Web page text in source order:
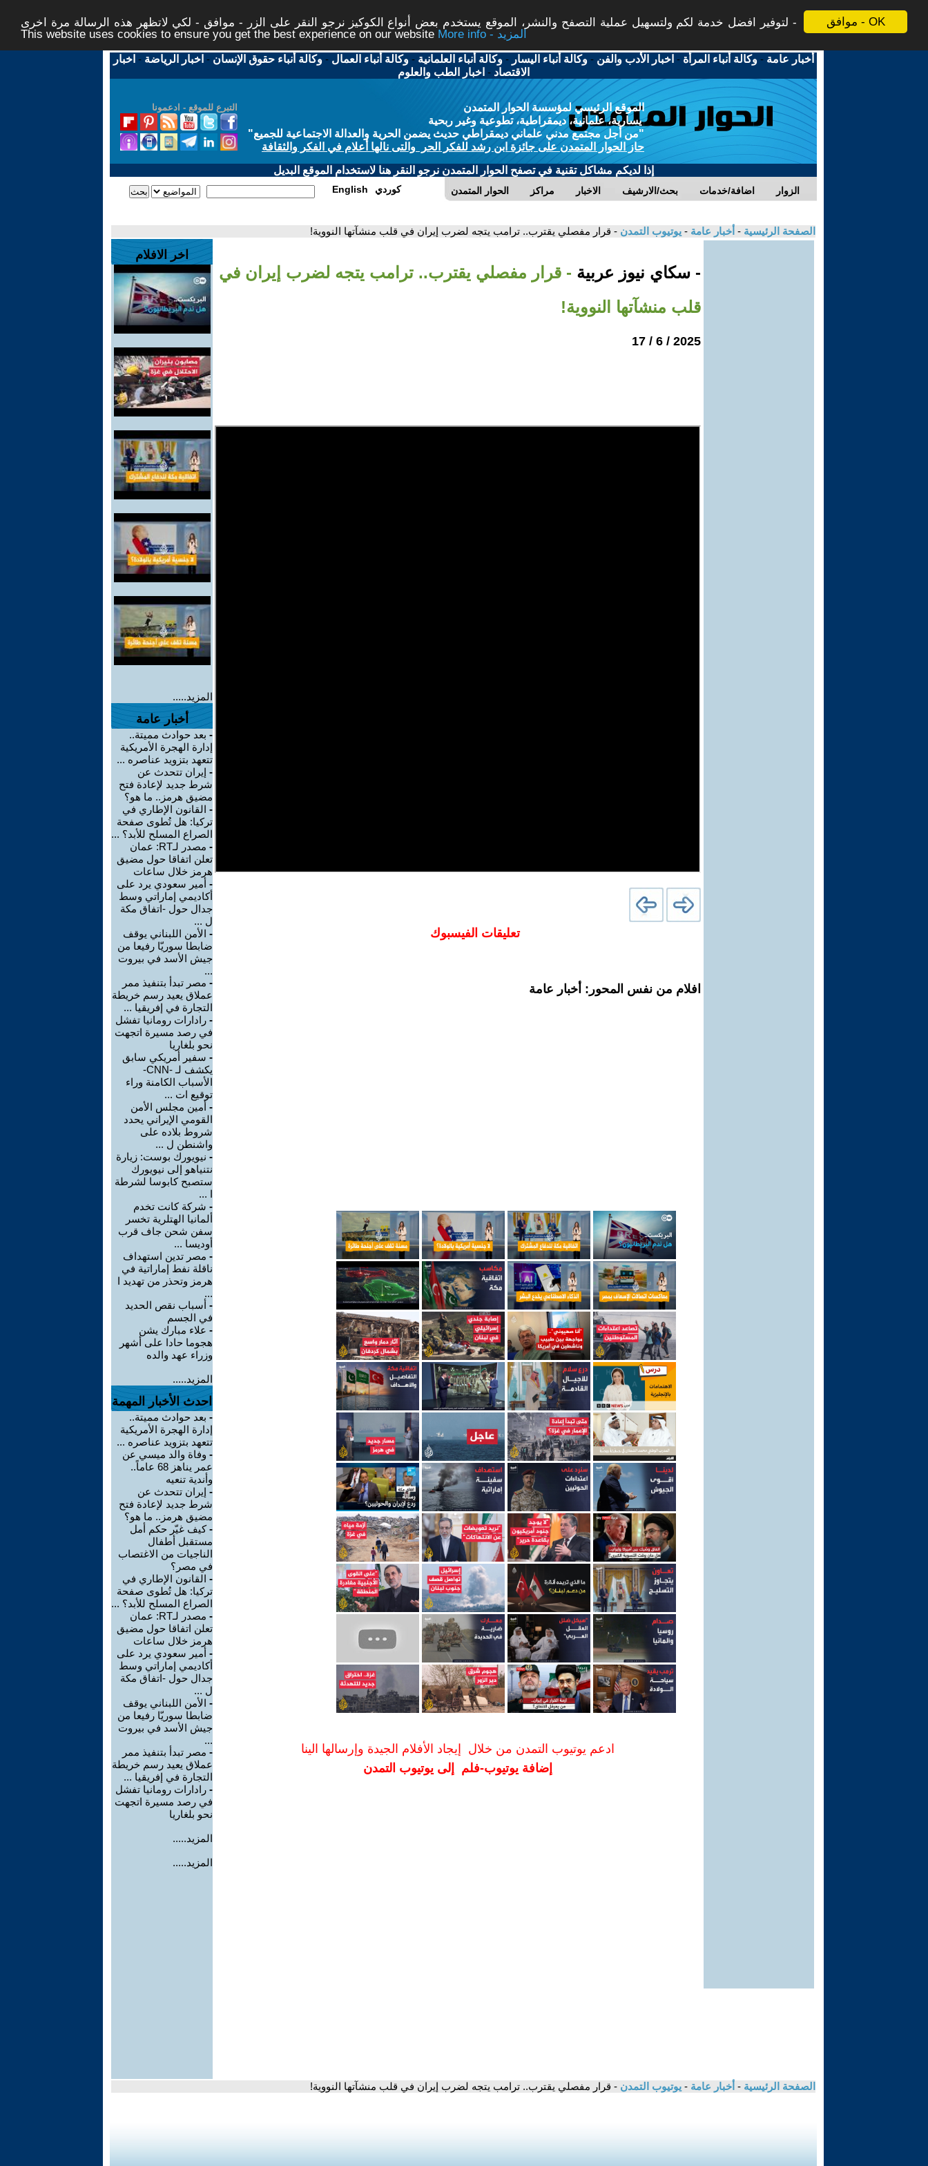
موافق - OK
لتوفير افضل خدمة لكم ولتسهيل عملية التصفح والنشر، الموقع يستخدم بعض أنواع الكوكيز نرجو النقر على الزر - موافق - لكي لاتظهر هذه الرسالة مرة اخرى -
This website uses cookies to ensure you get the best experience on our website
More info - المزيد
أخبار عامة -وكالة أنباء المرأة - اخبار الأدب والفن -وكالة أنباء اليسار -وكالة أنباء العلمانية -وكالة أنباء العمال -وكالة أنباء حقوق الإنسان - اخبار الرياضة - اخبار
الاقتصاد - اخبار الطب والعلوم
التبرع للموقع - ادعمونا
الموقع الرئيسي لمؤسسة الحوار المتمدن
يسارية، علمانية، ديمقراطية، تطوعية وغير ربحية
"من أجل مجتمع مدني علماني ديمقراطي حديث يضمن الحرية والعدالة الاجتماعية للجميع"
حاز الحوار المتمدن على جائزة ابن رشد للفكر الحر والتى نالها أعلام في الفكر والثقافة
إذا لديكم مشاكل تقنية في تصفح الحوار المتمدن نرجو النقر هنا لاستخدام الموقع البديل
الحوار المتمدن مراكز الاخبار بحث/الارشيف اضافة/خدمات الزوار English كوردي
الصفحة الرئيسية - أخبار عامة - يوتيوب التمدن - قرار مفصلي يقترب.. ترامب يتجه لضرب إيران في قلب منشآتها النووية!
- سكاي نيوز عربية - قرار مفصلي يقترب.. ترامب يتجه لضرب إيران في
قلب منشآتها النووية!
2025 / 6 / 17
تعليقات الفيسبوك
افلام من نفس المحور: أخبار عامة
ادعم يوتيوب التمدن من خلال إيجاد الأفلام الجيدة وإرسالها الينا
إضافة يوتيوب-فلم إلى يوتيوب التمدن
اخر الافلام
المزيد.....
أخبار عامة
- بعد حوادث مميتة..
إدارة الهجرة الأمريكية
تتعهد بتزويد عناصره ...
- إيران تتحدث عن
شرط جديد لإعادة فتح
مضيق هرمز.. ما هو؟
- القانون الإطاري في
تركيا: هل تُطوى صفحة
الصراع المسلح للأبد؟ ...
-
مصدر لـRT: عمان
تعلن اتفاقا حول مضيق
هرمز خلال ساعات
- أمير سعودي يرد على
أكاديمي إماراتي وسط
جدال حول -اتفاق مكة
ل ...
- الأمن اللبناني يوقف
ضابطا سوريّا رفيعا من
جيش الأسد في بيروت
...
- مصر تبدأ بتنفيذ ممر
عملاق يعيد رسم خريطة
التجارة في إفريقيا ...
- رادارات رومانيا تفشل
في رصد مسيرة اتجهت
نحو بلغاريا
- سفير أمريكي سابق
يكشف لـ -CNN-
الأسباب الكامنة وراء
توقيع ات ...
- أمين مجلس الأمن
القومي الإيراني يحدد
شروط بلاده على
واشنطن ل ...
- نيويورك بوست: زيارة
نتنياهو إلى نيويورك
ستصبح كابوسا لشرطة
ا ...
- شركة كانت تخدم
ألمانيا الهتلرية تخسر
سفن شحن جاف قرب
أوديسا ...
- مصر تدين استهداف
ناقلة نفط إماراتية في
هرمز وتحذر من تهديد ا
...
- أسباب نقص الحديد
في الجسم
- علاء مبارك يشن
هجوما حادا على أشهر
وزراء عهد والده
المزيد.....
احدث الأخبار المهمة
- بعد حوادث مميتة..
إدارة الهجرة الأمريكية
تتعهد بتزويد عناصره ...
- وفاة والد ميسي عن
عمر يناهز 68 عاماً..
وأندية تنعيه
- إيران تتحدث عن
شرط جديد لإعادة فتح
مضيق هرمز.. ما هو؟
-كيف غيّر حكم أمل
مستقبل أطفال
الناجيات من الاغتصاب
في مصر؟
- القانون الإطاري في
تركيا: هل تُطوى صفحة
الصراع المسلح للأبد؟ ...
-
مصدر لـRT: عمان
تعلن اتفاقا حول مضيق
هرمز خلال ساعات
- أمير سعودي يرد على
أكاديمي إماراتي وسط
جدال حول -اتفاق مكة
ل ...
- الأمن اللبناني يوقف
ضابطا سوريّا رفيعا من
جيش الأسد في بيروت
...
- مصر تبدأ بتنفيذ ممر
عملاق يعيد رسم خريطة
التجارة في إفريقيا ...
- رادارات رومانيا تفشل
في رصد مسيرة اتجهت
نحو بلغاريا
المزيد.....
المزيد.....
الصفحة الرئيسية - أخبار عامة - يوتيوب التمدن - قرار مفصلي يقترب.. ترامب يتجه لضرب إيران في قلب منشآتها النووية!